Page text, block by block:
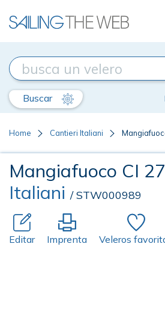
Buscar
Home Cantieri Italiani
Mangiafuoco CI 27
Italiani / STW000989
Editar Imprenta Veleros